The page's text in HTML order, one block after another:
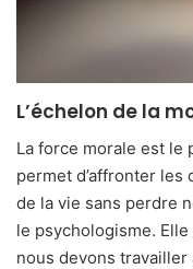
L’échelon de la
La force morale est le
permet d’affronter
de la vie sans perdre
le psychologisme.
nous devons travailler